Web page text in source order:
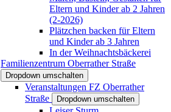
Eltern und Kinder ab 2 Jahren
(2-2026)
Plätzchen backen für Eltern
und Kinder ab 3 Jahren
In der Weihnachtsbäckerei
Familienzentrum Oberrather Straße
Dropdown umschalten
Veranstaltungen FZ Oberrather
Straße
Dropdown umschalten